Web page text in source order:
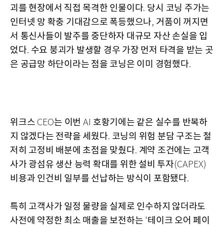
괴를 현장에서 직접 목격한 인물이다. 당시 코닝 주가는
인터넷 망 확충 기대감으로 폭등했으나, 거품이 꺼지면
서 통신사들이 발주를 중단하자 대규모 자산 손실을 입
었다. 수요 붕괴가 발생할 경우 가장 먼저 타격을 받는 곳
은 공급망 하단이라는 점을 코닝은 이미 경험했다.
위크스 CEO는 이번 AI 호황기에는 같은 실수를 반복하
지 않겠다는 전략을 세웠다. 코닝의 위험 분담 구조는 철
저히 고정비 배분에 초점을 맞췄다. 계약 조건에는 고객
사가 광섬유 생산 능력 확대를 위한 설비 투자(CAPEX)
비용과 인건비 일부를 선납하는 방식이 포함됐다.
특히 고객사가 일정 물량을 실제로 인수하지 않더라도
사전에 약정한 최소 매출을 보전하는 '테이크 오어 페이